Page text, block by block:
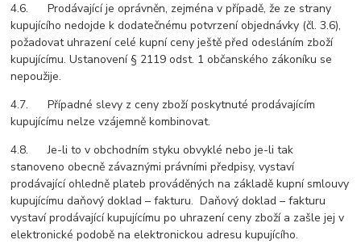
4.6. Prodávající je oprávněn, zejména v případě, že ze strany
kupujícího nedojde k dodatečnému potvrzení objednávky (čl. 3.6),
požadovat uhrazení celé kupní ceny ještě před odesláním zboží
kupujícímu. Ustanovení § 2119 odst. 1 občanského zákoníku se
nepoužije.
4.7. Případné slevy z ceny zboží poskytnuté prodávajícím
kupujícímu nelze vzájemně kombinovat.
4.8. Je-li to v obchodním styku obvyklé nebo je-li tak
stanoveno obecně závaznými právními předpisy, vystaví
prodávající ohledně plateb prováděných na základě kupní smlouvy
kupujícímu daňový doklad – fakturu. Daňový doklad – fakturu
vystaví prodávající kupujícímu po uhrazení ceny zboží a zašle jej v
elektronické podobě na elektronickou adresu kupujícího.